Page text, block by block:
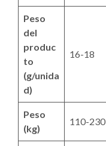
Peso
del
produc
to
(g/unida
d)
16-18
Peso
(kg)
110-230